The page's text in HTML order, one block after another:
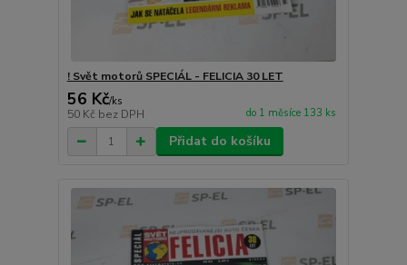
! Svět motorů SPECIÁL - FELICIA 30 LET
56 Kč/ks
50 Kč bez DPH do 1 měsíce 133 ks
Přidat do košíku